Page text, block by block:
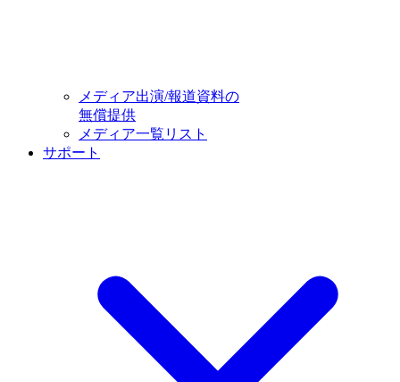
メディア出演/報道資料の
無償提供
メディア一覧リスト
サポート